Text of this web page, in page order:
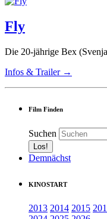
Fly
Die 20-jährige Bex
Infos & Trailer →
Film Finden
Suchen
Demnächst
KINOSTART
2013 2014 2015